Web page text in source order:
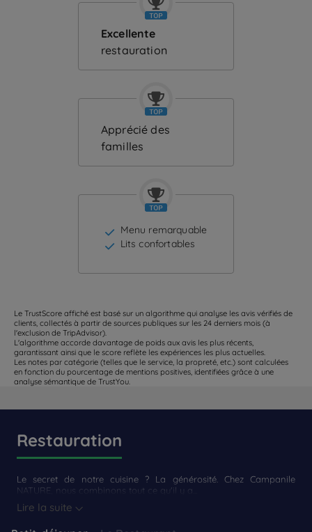
CONTACTEZ-
NOUS
Excellente
restauration
Apprécié des
familles
Menu remarquable
Lits confortables
Le TrustScore affiché est basé sur un algorithme qui analyse les avis vérifiés de
clients, collectés à partir de sources publiques sur les 24 derniers mois (à
l'exclusion de TripAdvisor).
L'algorithme accorde davantage de poids aux avis les plus récents,
garantissant ainsi que le score reflète les expériences les plus actuelles.
Les notes par catégorie (telles que le service, la propreté, etc.) sont calculées
en fonction du pourcentage de mentions positives, identifiées grâce à une
analyse sémantique de TrustYou.
Restauration
Le secret de notre cuisine ? La générosité. Chez Campanile
NATURE, nous combinons tout ce qu'il y a...
Lire la suite